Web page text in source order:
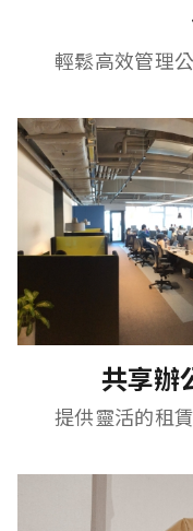
輕鬆高效管理
共享辦
提供靈活的租